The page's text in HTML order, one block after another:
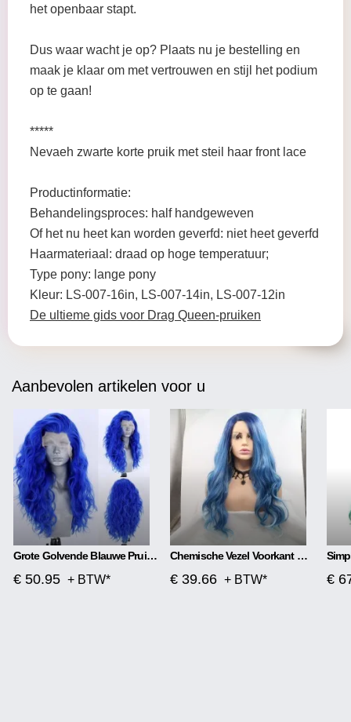
het openbaar stapt.
Dus waar wacht je op? Plaats nu je bestelling en
maak je klaar om met vertrouwen en stijl het podium
op te gaan!
*****
Nevaeh zwarte korte pruik met steil haar front lace
Productinformatie:
Behandelingsproces: half handgeweven
Of het nu heet kan worden geverfd: niet heet geverfd
Haarmateriaal: draad op hoge temperatuur;
Type pony: lange pony
Kleur: LS-007-16in, LS-007-14in, LS-007-12in
De ultieme gids voor Drag Queen-pruiken
Aanbevolen artikelen voor u
Grote Golvende Blauwe Pruik Met Front Lace
€ 50.95 + BTW*
Chemische Vezel Voorkant Met Middenscheiding, Mat Lang Krullend Haar
€ 39.66 + BTW* €